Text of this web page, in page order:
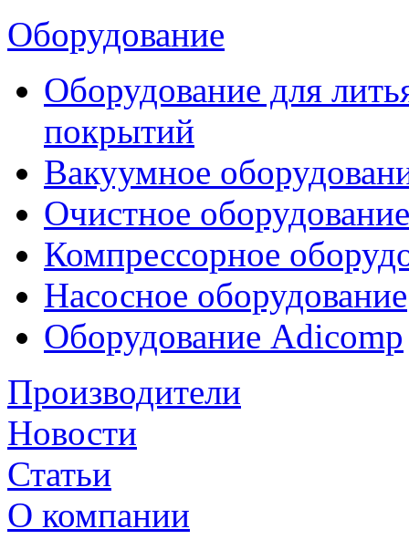
Оборудование
Оборудование для
покрытий
Вакуумное
Очистное оборудование
Компрессорное
Насосное оборудование
Оборудование Adicomp
Производители
Новости
Статьи
О компании